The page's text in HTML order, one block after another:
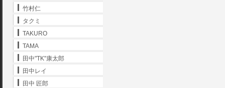
竹村仁
タクミ
TAKURO
TAMA
田中"TK"康太郎
田中レイ
田中 匠郎